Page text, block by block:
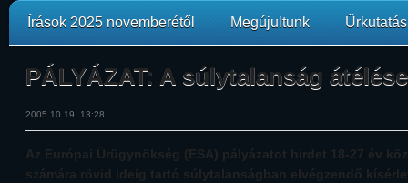
Írások 2025 novemberétől Megújultunk
PÁLYÁZAT: A súlytalanság átélése
2005.10.19. 13:28
Az Európai Űrügynökség (ESA) pályázatot hirdet 18-27 év
számára rövid ideig tartó súlytalanságban elvégzendő